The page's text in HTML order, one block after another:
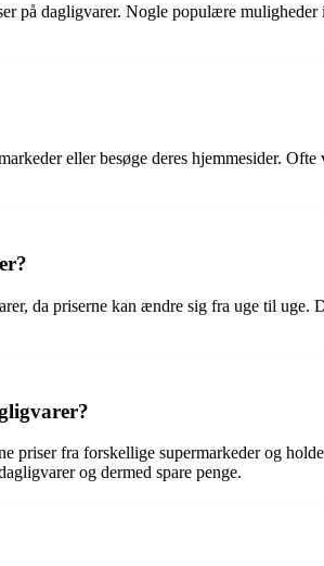
på dagligvarer. Nogle populære
eller besøge deres hjemmesider.
da priserne kan ændre sig fra uge til
priser fra forskellige supermarkeder og
og dermed spare penge.